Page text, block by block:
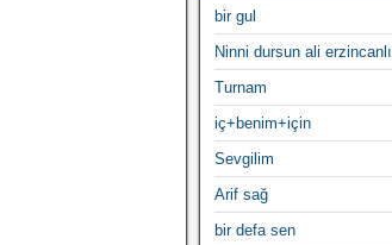
bir gul
Ninni dursun ali erzincanlı
Turnam
iç+benim+için
Sevgilim
Arif sağ
bir defa sen